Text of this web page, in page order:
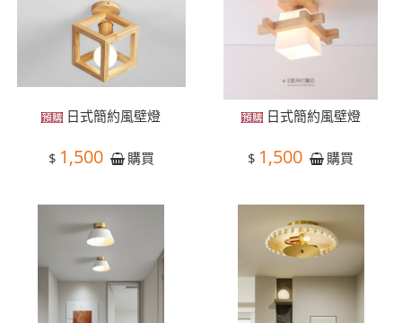
日式簡約風壁燈
$ 1,500 購買
日式簡約風壁燈
$ 1,500 購買